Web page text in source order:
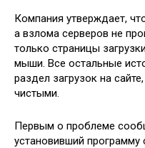
Компания утверждает,
а взлома серверов не
только страницы
мыши. Все остальные
раздел загрузок на
чистыми.
Первым о проблеме
установивший программу